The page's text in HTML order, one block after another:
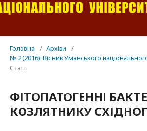
Головна / Архіви
/
№ 2 (2016): Вісник Уманського
Статті
ФІТОПАТОГЕННІ
КОЗЛЯТНИКУ